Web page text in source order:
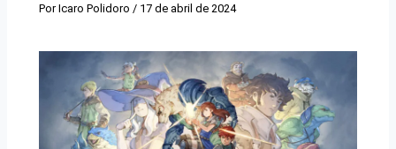
PorIcaro Polidoro / 17 de abril de 2024